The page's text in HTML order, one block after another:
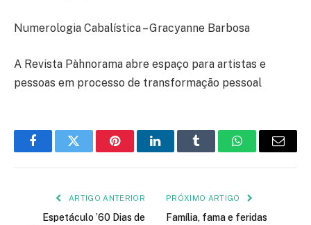
Numerologia Cabalística – Gracyanne Barbosa
A Revista Pàhnorama abre espaço para artistas e
pessoas em processo de transformação pessoal
FacebookTwitter PinterestLinkedInTumblr WhatsApp
E-
ARTIGO ANTERIOR
Espetáculo ’60 Dias de
PRÓXIMO ARTIGO
Família, fama e feridas